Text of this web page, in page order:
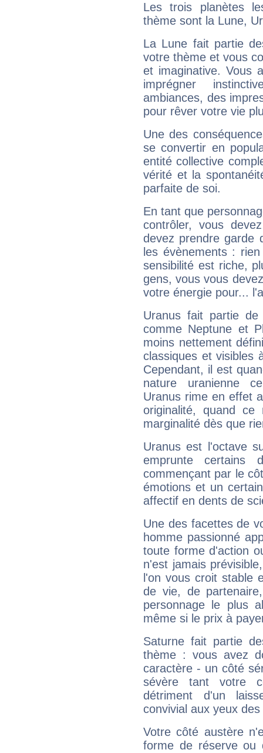
Les trois planètes
thème sont la Lune,
La Lune fait partie
votre thème et vous
et imaginative. Vous
imprégner
ambiances, des
pour rêver votre vie
Une des
se convertir en
entité collective
vérité et la
parfaite de soi.
En tant que
contrôler, vous
devez prendre garde
les évènements :
sensibilité est riche,
gens, vous vous
votre énergie pour...
Uranus fait partie
comme Neptune et
moins nettement
classiques et visibles
Cependant, il est
nature uranienne
Uranus rime en effet
originalité, quand ce
marginalité dès que
Uranus est l'octave
emprunte
commençant par le
émotions et un
affectif en dents de
Une des facettes de
homme passionné
toute forme d'action
n'est jamais
l'on vous croit stable
de vie, de
personnage le plus
même si le prix à
Saturne fait partie
thème : vous avez
caractère - un côté
sévère tant votre
détriment d'un
convivial aux yeux
Votre côté austère
forme de réserve